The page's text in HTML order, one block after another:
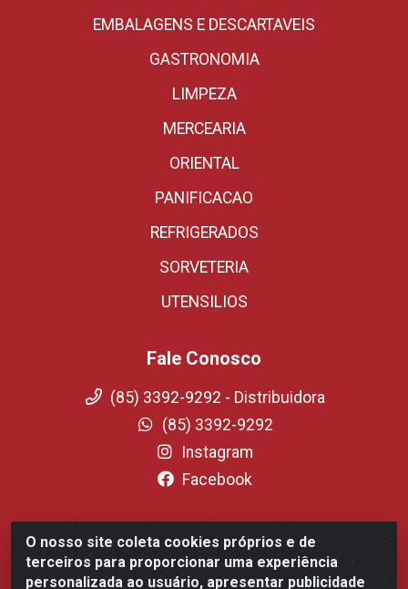
O nosso site coleta cookies próprios e de
terceiros para proporcionar uma experiência
personalizada ao usuário, apresentar publicidade
EMBALAGENS E DESCARTAVEIS
GASTRONOMIA
LIMPEZA
MERCEARIA
ORIENTAL
PANIFICACAO
REFRIGERADOS
SORVETERIA
UTENSILIOS
Fale Conosco
(85) 3392-9292 - Distribuidora
(85) 3392-9292
Instagram
Facebook
Fortali Distribuidora de Alimentos LTDA - Avenida
Tomaz Coelho, 1268 - Messejana, Fortaleza/CE - CEP